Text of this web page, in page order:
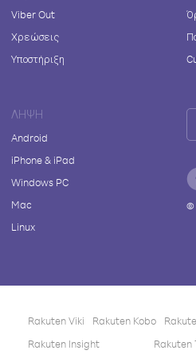
Viber Out
Χρεώσεις
Υποστήριξη
ΛΉΨΗ
Android
iPhone & iPad
Windows PC
Mac
Linux
©
Rakuten Viki Rakuten Kobo
Rakuten Insight
Rakuten